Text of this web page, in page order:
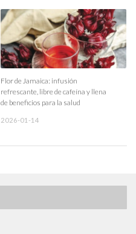
Flor de Jamaica: infusión
refrescante, libre de cafeína y llena
de beneficios para la salud
2026-01-14